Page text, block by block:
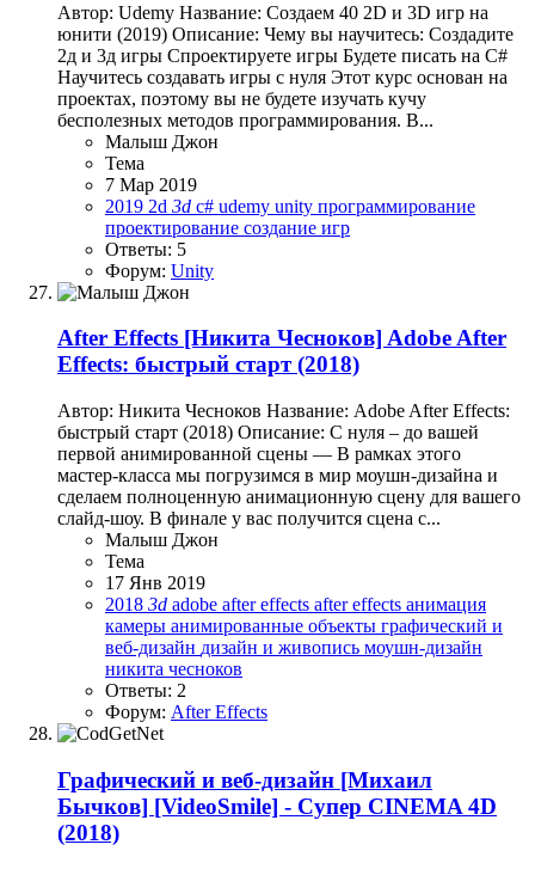
Автор: Udemy Название: Создаем 40 2D и 3D игр на
юнити (2019) Описание: Чему вы научитесь: Создадите
2д и 3д игры Спроектируете игры Будете писать на C#
Научитесь создавать игры с нуля Этот курс основан на
проектах, поэтому вы не будете изучать кучу
бесполезных методов программирования. В...
Малыш Джон
Тема
7 Мар 2019
2019 2d 3d c# udemy unity программирование
проектирование создание игр
Ответы: 5
Форум: Unity
After Effects [Никита Чесноков] Adobe After
Effects: быстрый старт (2018)
Автор: Никита Чесноков Название: Adobe After Effects:
быстрый старт (2018) Описание: С нуля – до вашей
первой анимированной сцены — В рамках этого
мастер-класса мы погрузимся в мир моушн-дизайна и
сделаем полноценную анимационную сцену для вашего
слайд-шоу. В финале у вас получится сцена с...
Малыш Джон
Тема
17 Янв 2019
2018 3d adobe after effects after effects анимация
камеры анимированные объекты графический и
веб-дизайн дизайн и живопись моушн-дизайн
никита чесноков
Ответы: 2
Форум: After Effects
Графический и веб-дизайн [Михаил
Бычков] [VideoSmile] - Супер CINEMA 4D
(2018)